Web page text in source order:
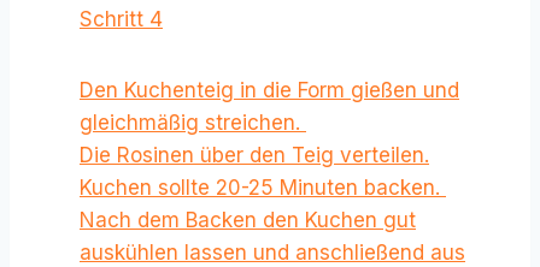
Schritt 4
Den Kuchenteig in die Form gießen und
gleichmäßig streichen.
Die Rosinen über den Teig verteilen.
Kuchen sollte 20-25 Minuten backen.
Nach dem Backen den Kuchen gut
auskühlen lassen und anschließend aus